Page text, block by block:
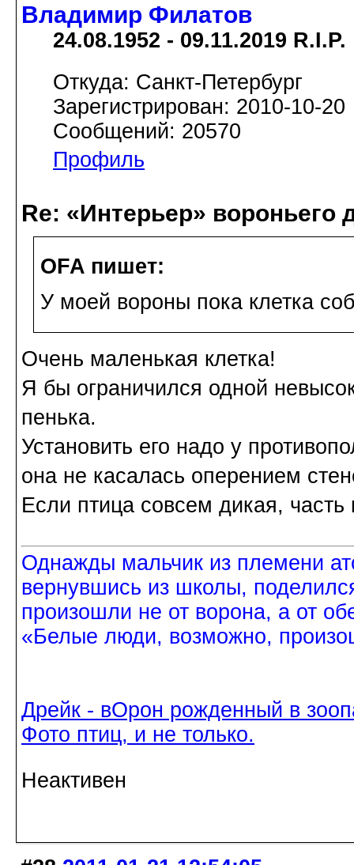
Владимир Филатов
24.08.1952 - 09.11.2019 R.I.P.
Откуда: Санкт-Петербург
Зарегистрирован: 2010-10-20
Сообщений: 20570
Профиль
Re: «Интерьер» вороньего
OFA пишет:
У моей вороны пока клетка
Очень маленькая клетка!
Я бы ограничился одной
пенька.
Установить его надо у
она не касалась оперением
Если птица совсем дикая,
Однажды мальчик из племени
вернувшись из школы,
произошли не от ворона, а от
«Белые люди, возможно,
Дрейк - вОрон рожденный в
Фото птиц, и не только.
Неактивен